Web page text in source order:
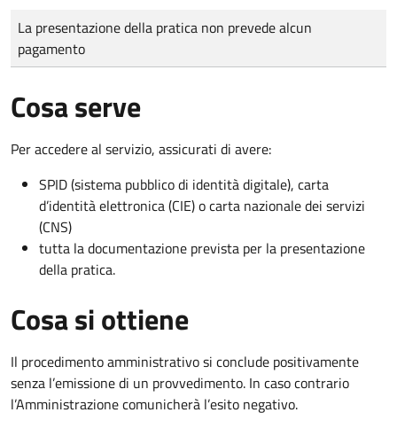
Tipo di pagamento
Importo
La presentazione della pratica non prevede alcun
pagamento
Cosa serve
Per accedere al servizio, assicurati di avere:
SPID (sistema pubblico di identità digitale), carta
d’identità elettronica (CIE) o carta nazionale dei servizi
(CNS)
tutta la documentazione prevista per la presentazione
della pratica.
Cosa si ottiene
Il procedimento amministrativo si conclude positivamente
senza l’emissione di un provvedimento. In caso contrario
l’Amministrazione comunicherà l’esito negativo.